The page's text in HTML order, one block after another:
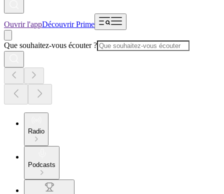
Ouvrir l'appDécouvrir Prime
Que souhaitez-vous écouter ?
Radio
Podcasts